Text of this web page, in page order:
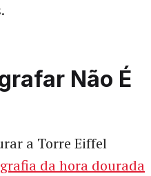
Não É
a Torre Eiffel
da hora dourada